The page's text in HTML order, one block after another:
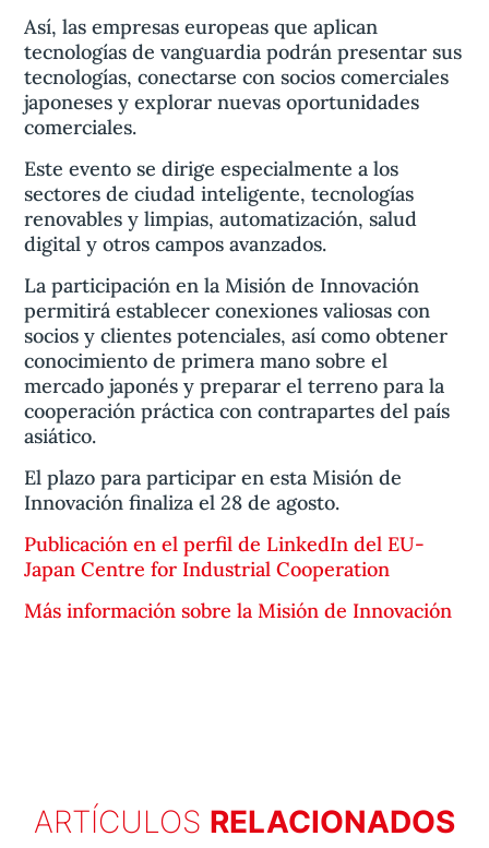
Así, las empresas europeas que aplican
tecnologías de vanguardia podrán presentar sus
tecnologías, conectarse con socios comerciales
japoneses y explorar nuevas oportunidades
comerciales.
Este evento se dirige especialmente a los
sectores de ciudad inteligente, tecnologías
renovables y limpias, automatización, salud
digital y otros campos avanzados.
La participación en la Misión de Innovación
permitirá establecer conexiones valiosas con
socios y clientes potenciales, así como obtener
conocimiento de primera mano sobre el
mercado japonés y preparar el terreno para la
cooperación práctica con contrapartes del país
asiático.
El plazo para participar en esta Misión de
Innovación finaliza el 28 de agosto.
Publicación en el perfil de LinkedIn del EU-
Japan Centre for Industrial Cooperation
Más información sobre la Misión de Innovación
ARTÍCULOS RELACIONADOS